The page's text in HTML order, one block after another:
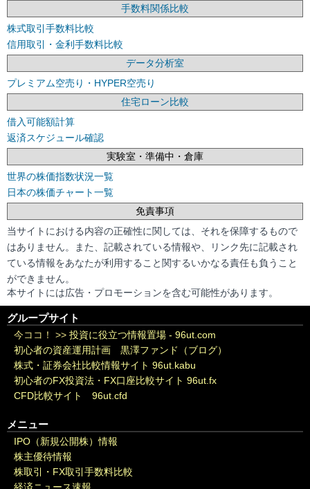
手数料関係比較
株式取引手数料比較
信用取引・金利手数料比較
データ分析室
プレミアム空売り・HYPER空売り
住宅ローン比較
借入可能額計算
返済スケジュール確認
実験室・準備中・倉庫
世界の株価指数状況一覧
日本の株価チャート一覧
免責事項
当サイトにおける内容の正確性に関しては、それを保障するもので
はありません。また、記載されている情報や、リンク先に記載され
ている情報をあなたが利用すること関するいかなる責任も負うこと
ができません。
本サイトには広告・プロモーションを含む可能性があります。
グループサイト
今ココ！ >> 投資に役立つ情報置場 - 96ut.com
初心者の資産運用計画 黒澤ファンド（ブログ）
株式・証券会社比較情報サイト 96ut.kabu
初心者のFX投資法・FX口座比較サイト 96ut.fx
CFD比較サイト 96ut.cfd
メニュー
IPO（新規公開株）情報
株主優待情報
株取引・FX取引手数料比較